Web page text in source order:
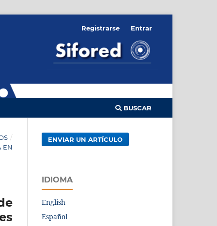
BUSCAR
Registrarse Entrar
/
EN
ENVIAR UN ARTÍCULO
IDIOMA
English
Español